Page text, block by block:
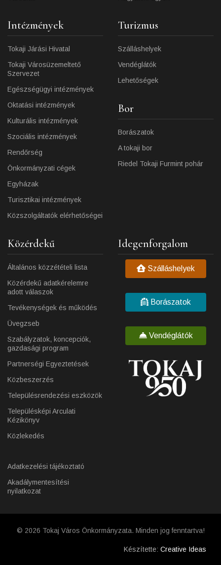
Intézmények
Tokaji Járási Hivatal
Tokaji Városüzemeltető
Szervezet
Egészségügyi intézmények
Oktatási intézmények
Kulturális intézmények
Szociális intézmények
Rendőrség
Önkormányzati cégek
Egyházak
Turisztikai intézmények
Közszolgáltatók elérhetőségei
Turizmus
Szálláshelyek
Vendéglátók
Lehetőségek
Bor
Borászatok
A tokaji bor
Riedel Tokaji Furmint pohár
Közérdekű
Általános közzétételi lista
Közérdekű adatkérelemre
adott válaszok
Tevékenységek és működés
Üvegzseb
Szabályzatok, koncepciók,
gazdasági program
Partnerségi Egyeztetések
Közbeszerzés
Településrendezési eszközök
Településképi Arculati
Kézikönyv
Közlekedés
Adatkezelési tájékoztató
Akadálymentesítési
nyilatkozat
Idegenforgalom
Szálláshelyek
Borászatok
Vendéglátók
© 2026 Tokaj Város Önkormányzata. Minden jog fenntartva!
Készítette: Creative Ideas